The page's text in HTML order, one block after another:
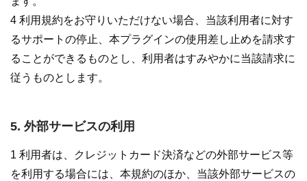
4 利用規約をお守りいただけない場合、当該利用者に対す
るサポートの停止、本プラグインの使用差し止めを請求す
ることができるものとし、利用者はすみやかに当該請求に
従うものとします。
5. 外部サービスの利用
1 利用者は、クレジットカード決済などの外部サービス等
を利用する場合には、本規約のほか、当該外部サービスの